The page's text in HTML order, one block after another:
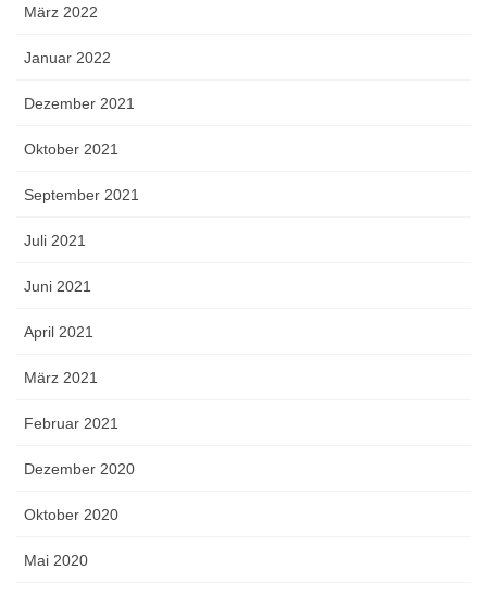
März 2022
Januar 2022
Dezember 2021
Oktober 2021
September 2021
Juli 2021
Juni 2021
April 2021
März 2021
Februar 2021
Dezember 2020
Oktober 2020
Mai 2020